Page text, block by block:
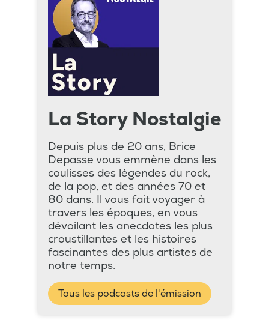
La Story Nostalgie
Depuis plus de 20 ans, Brice
Depasse vous emmène dans les
coulisses des légendes du rock,
de la pop, et des années 70 et
80 dans. Il vous fait voyager à
travers les époques, en vous
dévoilant les anecdotes les plus
croustillantes et les histoires
fascinantes des plus artistes de
notre temps.
Tous les podcasts de l'émission